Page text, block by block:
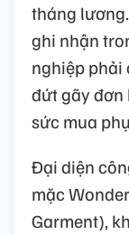
tháng
ghi nhận
nghiệp phải
đứt gãy đơn
sức mua
Đại diện
mặc
Garment),